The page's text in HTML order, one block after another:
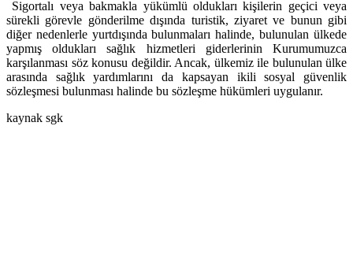
Sigortalı veya bakmakla yükümlü oldukları kişilerin geçici veya
sürekli görevle gönderilme dışında turistik, ziyaret ve bunun gibi
diğer nedenlerle yurtdışında bulunmaları halinde, bulunulan ülkede
yapmış oldukları sağlık hizmetleri giderlerinin Kurumumuzca
karşılanması söz konusu değildir. Ancak, ülkemiz ile bulunulan ülke
arasında sağlık yardımlarını da kapsayan ikili sosyal güvenlik
sözleşmesi bulunması halinde bu sözleşme hükümleri uygulanır.
kaynak sgk